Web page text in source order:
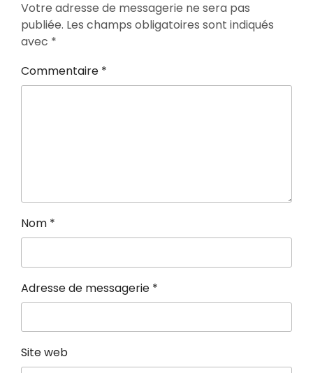
Votre adresse de messagerie ne sera pas
publiée. Les champs obligatoires sont indiqués
avec *
Commentaire *
Nom *
Adresse de messagerie *
Site web